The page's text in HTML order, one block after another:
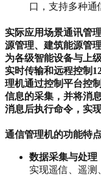
口，支持多种通
实际应用场景通讯管
源管理、建筑能源管
为各级智能设备与上
实时传输和远程控制‌
理机通过控制平台控
信息的采集，并将消
消息后执行命令，实
通信管理机的功能特
数据采集与处理
实现遥信、遥测